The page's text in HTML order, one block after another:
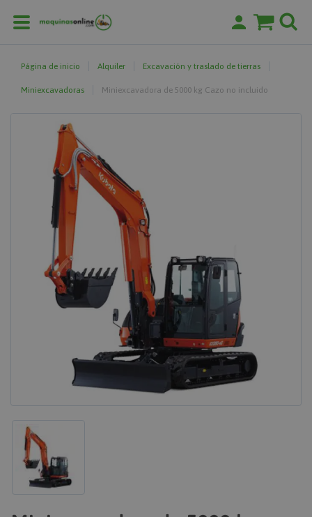
Página de inicio Alquiler Excavación y traslado de tierras
Miniexcavadoras Miniexcavadora de 5000 kg Cazo no incluido